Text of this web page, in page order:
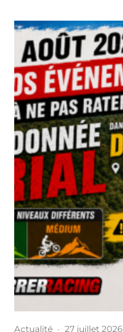
Actualité · 27 juillet 2026